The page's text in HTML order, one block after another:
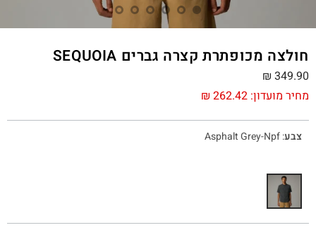
חולצה מכופתרת קצרה גברים SEQUOIA
מחיר מועדון: ₪ 262.42
₪ 349.90
צבע:
Asphalt Grey-Npf